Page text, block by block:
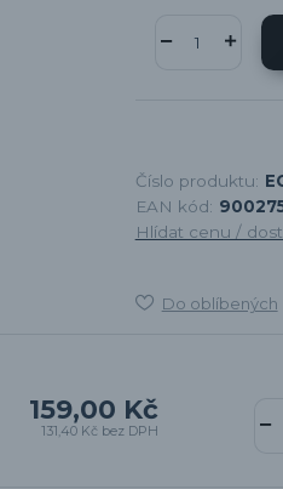
Číslo produktu:
EAN kód:
Hlídat cenu /
Do oblíbených
159,00 Kč
131,40 Kč bez DPH